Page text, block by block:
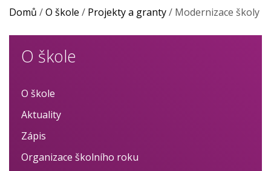
Domů /O škole / Projekty a granty/ Modernizace školy
O škole
O škole
Aktuality
Zápis
Organizace školního roku